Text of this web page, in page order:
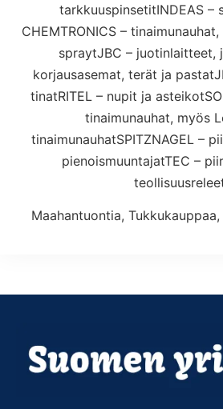
tarkkuuspinsetitINDEAS –
CHEMTRONICS –
spraytJBC – juotinlaitteet,
korjausasemat, terät ja
tinatRITEL – nupit ja
tinaimunauhat, myös
tinaimunauhatSPITZNAGEL –
pienoismuuntajatTEC –
Maahantuontia,